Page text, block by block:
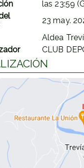
las 23:59
23 may.
Aldea
CLUB